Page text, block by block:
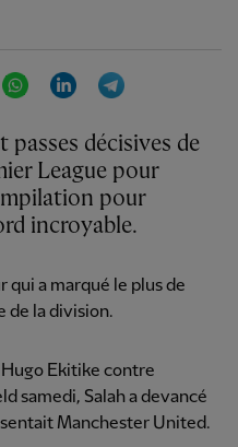
WhatsAppLinkedIn
passes décisives de
League pour
pour
incroyable.
qui a marqué le plus de
de la division.
Hugo Ekitike contre
samedi, Salah a devancé
Manchester United.